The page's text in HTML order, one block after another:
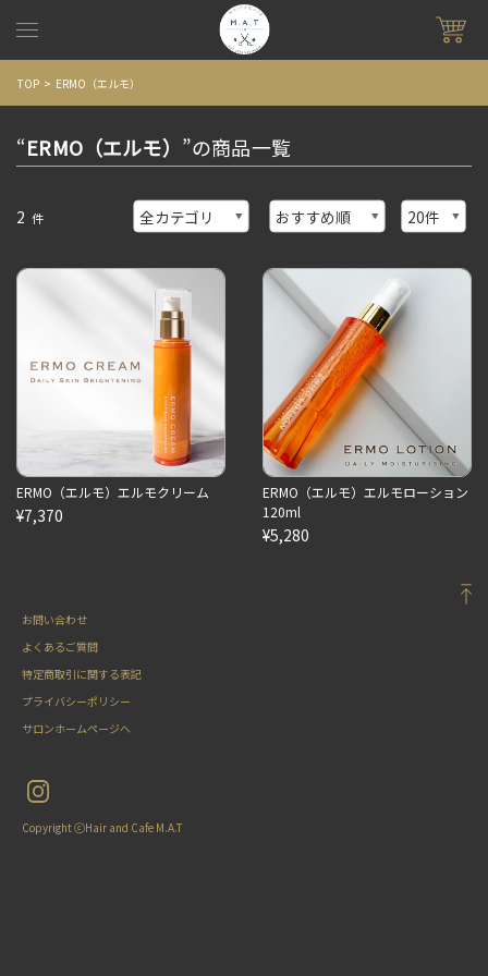
TOP ERMO（エルモ）
“ERMO（エルモ） ”の商品一覧
2 件
ERMO（エルモ）エルモクリーム
¥7,370
ERMO（エルモ）エルモローション
120ml
¥5,280
お問い合わせ
よくあるご質問
特定商取引に関する表記
プライバシーポリシー
サロンホームページへ
Copyright ⓒHair and Cafe M.A.T